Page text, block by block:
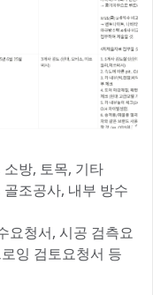
방, 토목, 기타
조공사, 내부 방수
요청서, 시공 검측요
잉 검토요청서 등